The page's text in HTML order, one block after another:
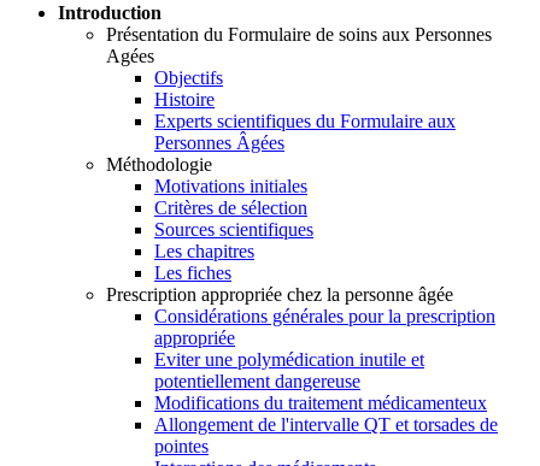
Introduction
Présentation du Formulaire de soins aux Personnes
Agées
Objectifs
Histoire
Experts scientifiques du Formulaire aux
Personnes Âgées
Méthodologie
Motivations initiales
Critères de sélection
Sources scientifiques
Les chapitres
Les fiches
Prescription appropriée chez la personne âgée
Considérations générales pour la prescription
appropriée
Eviter une polymédication inutile et
potentiellement dangereuse
Modifications du traitement médicamenteux
Allongement de l'intervalle QT et torsades de
pointes